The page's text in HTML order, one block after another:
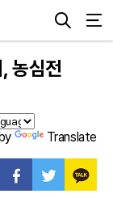
농심전
Translate